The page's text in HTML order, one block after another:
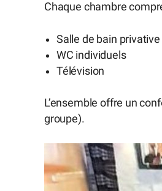
Chaque chambre
Salle de bain privative
WC individuels
Télévision
L’ensemble offre un
groupe).